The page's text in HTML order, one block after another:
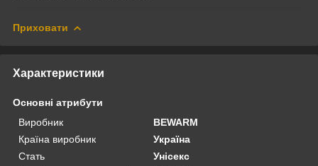
Приховати
Характеристики
Основні атрибути
Виробник
BEWARM
Країна виробник
Україна
Стать
Унісекс